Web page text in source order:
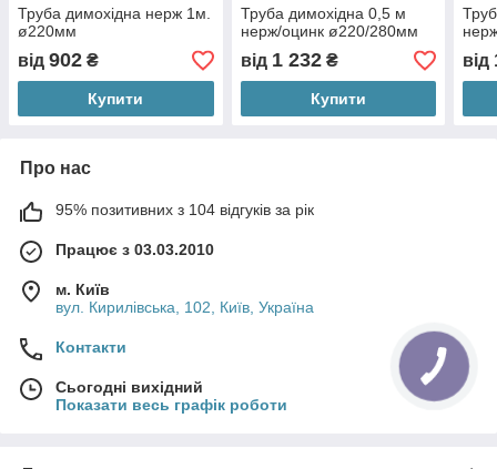
Труба димохідна нерж 1м.
ø220мм
від 902 ₴
Купити
Труба димохідна 0,5 м
нерж/оцинк ø220/280мм
від 1 232₴
Купити
від
Про нас
95% позитивних з 104 відгуків за рік
Працює з 03.03.2010
м. Київ
вул. Кирилівська, 102, Київ, Україна
Контакти
Сьогодні вихідний
Показати весь графік роботи